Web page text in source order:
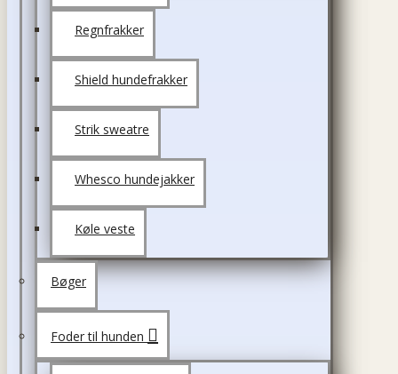
Regnfrakker
Shield hundefrakker
Strik sweatre
Whesco hundejakker
Køle veste
Bøger
Foder til hunden